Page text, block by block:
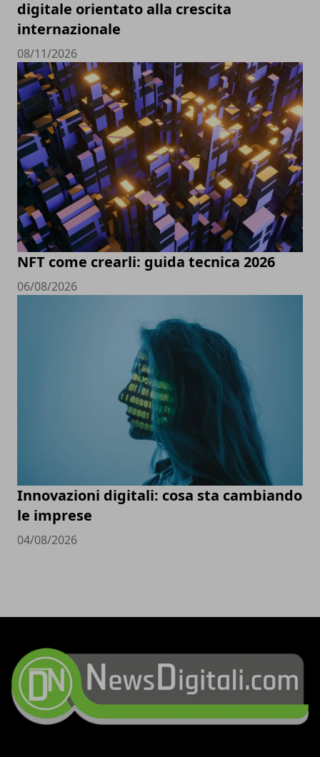
digitale orientato alla crescita
internazionale
08/11/2026
NFT come crearli: guida tecnica 2026
06/08/2026
Innovazioni digitali: cosa sta cambiando
le imprese
04/08/2026